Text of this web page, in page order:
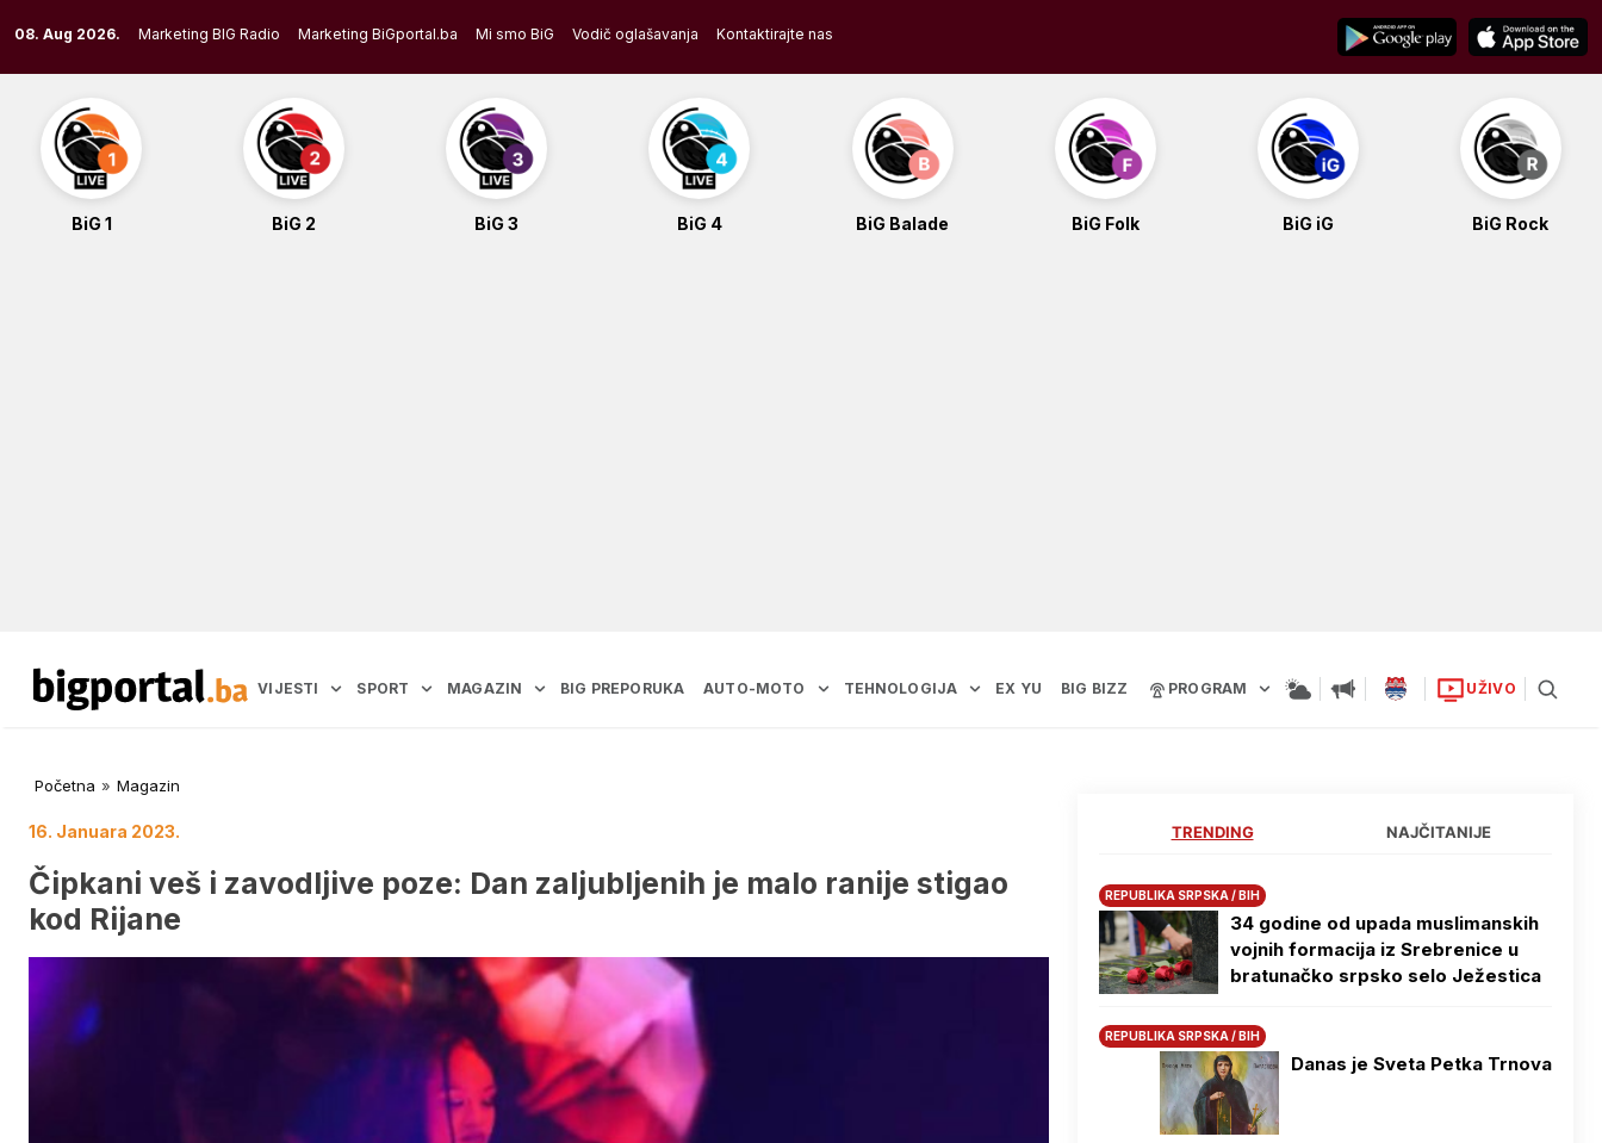
to
content
08. Aug 2026. Marketing BIG Radio Marketing BiGportal.ba Mi smo BiG Vodič oglašavanja Kontaktirajte nas
BiG 1 BiG 2 BiG 3 BiG 4 BiG Balade BiG Folk BiG iG BiG Rock
VIJESTI SPORT MAGAZIN BIG PREPORUKA AUTO-MOTO TEHNOLOGIJA EX YU BIG BIZZ PROGRAM UŽIVO
Početna » Magazin
16. Januara 2023.
Čipkani veš i zavodljive poze: Dan zaljubljenih je malo ranije stigao
kod Rijane
TRENDING NAJČITANIJE
REPUBLIKA SRPSKA / BIH
34 godine od upada muslimanskih
vojnih formacija iz Srebrenice u
bratunačko srpsko selo Јežestica
REPUBLIKA SRPSKA / BIH
Danas je Sveta Petka Trnova